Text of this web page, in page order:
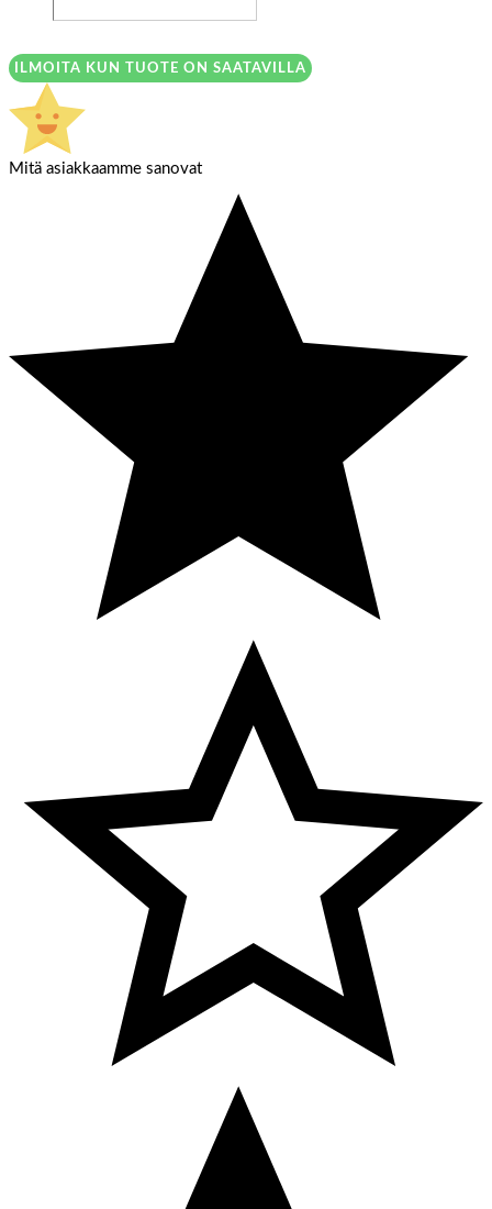
ILMOITA KUN TUOTE ON SAATAVILLA
Mitä asiakkaamme sanovat